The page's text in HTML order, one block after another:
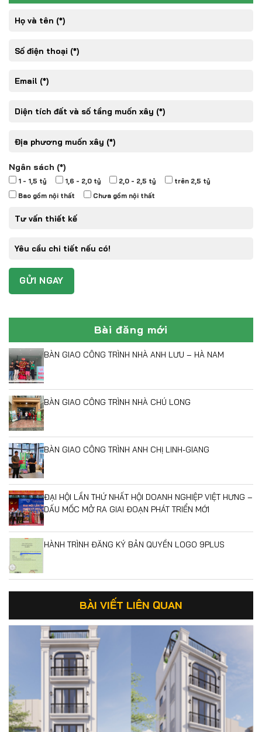
Ngân sách (*)
1 - 1,5 tỷ 1,6 - 2,0 tỷ 2,0 - 2,5 tỷ
trên 2,5 tỷ
Bao gồm nội thất
Chưa gồm nội thất
Bài đăng mới
BÀN GIAO CÔNG TRÌNH NHÀ ANH LƯU – HÀ NAM
BÀN GIAO CÔNG TRÌNH NHÀ CHÚ LONG
BÀN GIAO CÔNG TRÌNH ANH CHỊ LINH-GIANG
ĐẠI HỘI LẦN THỨ NHẤT HỘI DOANH NGHIỆP VIỆT HƯNG –
DẤU MỐC MỞ RA GIAI ĐOẠN PHÁT TRIỂN MỚI
HÀNH TRÌNH ĐĂNG KÝ BẢN QUYỀN LOGO 9PLUS
BÀI VIẾT LIÊN QUAN